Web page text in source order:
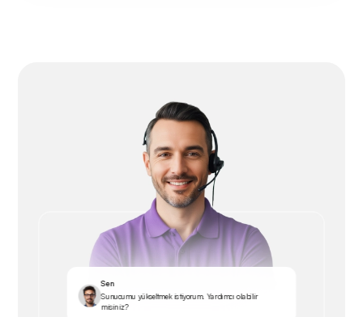
Sen
Sunucumu yükseltmek istiyorum. Yardımcı olabilir
misiniz?